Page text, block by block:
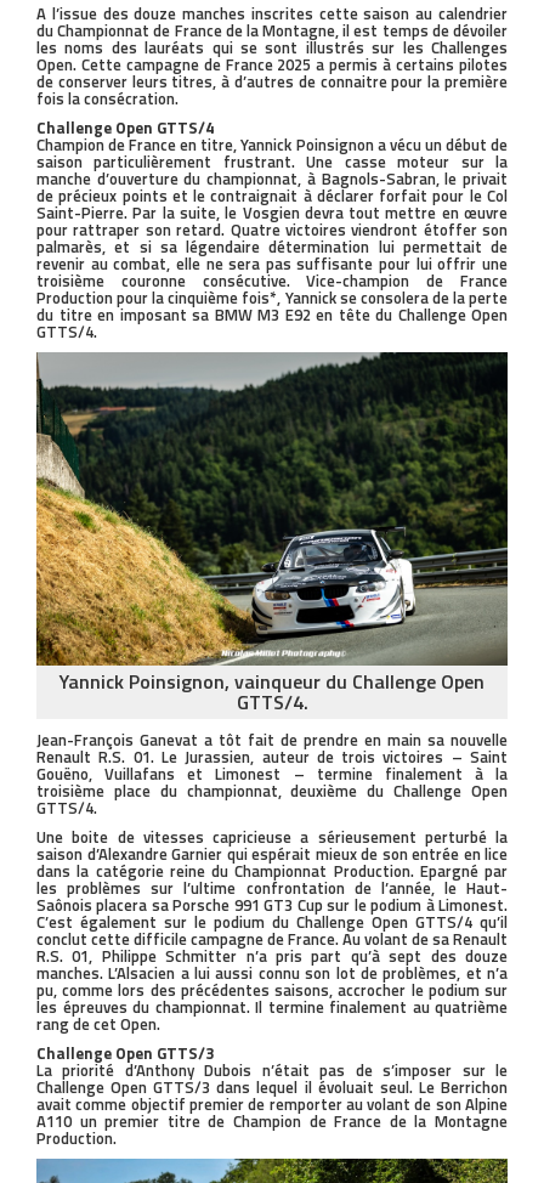
A l’issue des douze manches inscrites cette saison au calendrier
du Championnat de France de la Montagne, il est temps de dévoiler
les noms des lauréats qui se sont illustrés sur les Challenges
Open. Cette campagne de France 2025 a permis à certains pilotes
de conserver leurs titres, à d’autres de connaitre pour la première
fois la consécration.
Challenge Open GTTS/4
Champion de France en titre, Yannick Poinsignon a vécu un début de
saison particulièrement frustrant. Une casse moteur sur la
manche d’ouverture du championnat, à Bagnols-Sabran, le privait
de précieux points et le contraignait à déclarer forfait pour le Col
Saint-Pierre. Par la suite, le Vosgien devra tout mettre en œuvre
pour rattraper son retard. Quatre victoires viendront étoffer son
palmarès, et si sa légendaire détermination lui permettait de
revenir au combat, elle ne sera pas suffisante pour lui offrir une
troisième couronne consécutive. Vice-champion de France
Production pour la cinquième fois*, Yannick se consolera de la perte
du titre en imposant sa BMW M3 E92 en tête du Challenge Open
GTTS/4.
Yannick Poinsignon, vainqueur du Challenge Open
GTTS/4.
Jean-François Ganevat a tôt fait de prendre en main sa nouvelle
Renault R.S. 01. Le Jurassien, auteur de trois victoires – Saint
Gouëno, Vuillafans et Limonest – termine finalement à la
troisième place du championnat, deuxième du Challenge Open
GTTS/4.
Une boite de vitesses capricieuse a sérieusement perturbé la
saison d’Alexandre Garnier qui espérait mieux de son entrée en lice
dans la catégorie reine du Championnat Production. Epargné par
les problèmes sur l’ultime confrontation de l’année, le Haut-
Saônois placera sa Porsche 991 GT3 Cup sur le podium à Limonest.
C’est également sur le podium du Challenge Open GTTS/4 qu’il
conclut cette difficile campagne de France. Au volant de sa Renault
R.S. 01, Philippe Schmitter n’a pris part qu’à sept des douze
manches. L’Alsacien a lui aussi connu son lot de problèmes, et n’a
pu, comme lors des précédentes saisons, accrocher le podium sur
les épreuves du championnat. Il termine finalement au quatrième
rang de cet Open.
Challenge Open GTTS/3
La priorité d’Anthony Dubois n’était pas de s’imposer sur le
Challenge Open GTTS/3 dans lequel il évoluait seul. Le Berrichon
avait comme objectif premier de remporter au volant de son Alpine
A110 un premier titre de Champion de France de la Montagne
Production.